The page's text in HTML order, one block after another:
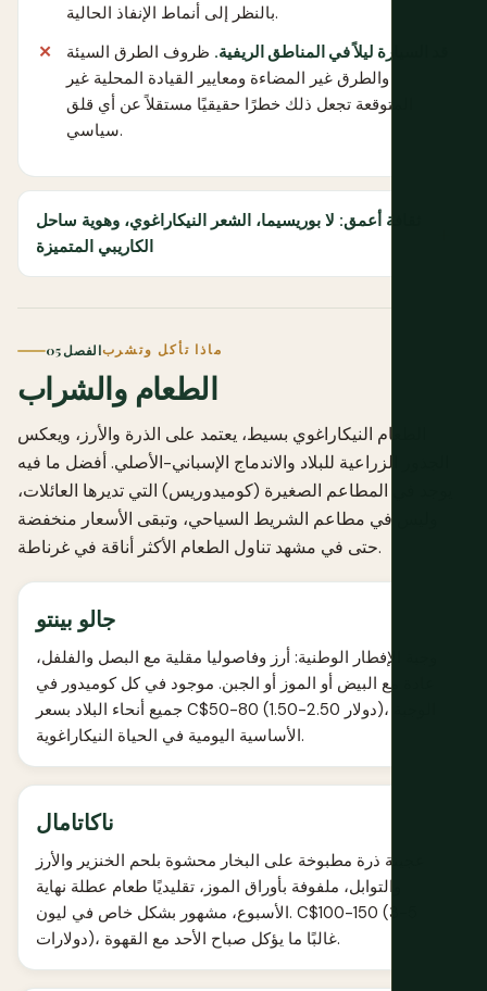
بالنظر إلى أنماط الإنفاذ الحالية.
قد السيارة ليلاً في المناطق الريفية. ظروف الطرق السيئة
والطرق غير المضاءة ومعايير القيادة المحلية غير
المتوقعة تجعل ذلك خطرًا حقيقيًا مستقلاً عن أي قلق
سياسي.
ثقافة أعمق: لا بوريسيما، الشعر النيكاراغوي، وهوية ساحل
الكاريبي المتميزة
الفصل 05ماذا تأكل وتشرب
الطعام والشراب
الطعام النيكاراغوي بسيط، يعتمد على الذرة والأرز، ويعكس
الجذور الزراعية للبلاد والاندماج الإسباني-الأصلي. أفضل ما فيه
يوجد في المطاعم الصغيرة (كوميدوريس) التي تديرها العائلات،
وليس في مطاعم الشريط السياحي، وتبقى الأسعار منخفضة
حتى في مشهد تناول الطعام الأكثر أناقة في غرناطة.
جالو بينتو
وجبة الإفطار الوطنية: أرز وفاصوليا مقلية مع البصل والفلفل،
عادة مع البيض أو الموز أو الجبن. موجود في كل كوميدور في
جميع أنحاء البلاد بسعر C$50-80 (1.50-2.50 دولار)، الوجبة
الأساسية اليومية في الحياة النيكاراغوية.
ناكاتامال
عجينة ذرة مطبوخة على البخار محشوة بلحم الخنزير والأرز
والتوابل، ملفوفة بأوراق الموز، تقليديًا طعام عطلة نهاية
الأسبوع، مشهور بشكل خاص في ليون. C$100-150 (3-5
دولارات)، غالبًا ما يؤكل صباح الأحد مع القهوة.